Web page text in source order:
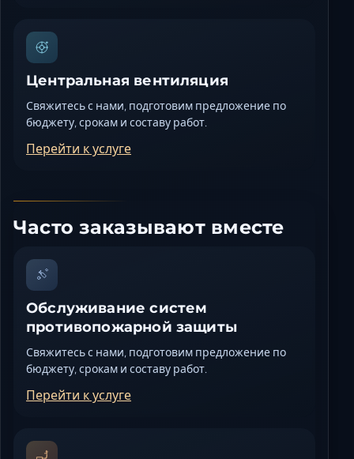
Центральная вентиляция
Свяжитесь с нами, подготовим предложение по
бюджету, срокам и составу работ.
Перейти к услуге
Часто заказывают вместе
Обслуживание систем
противопожарной защиты
Свяжитесь с нами, подготовим предложение по
бюджету, срокам и составу работ.
Перейти к услуге